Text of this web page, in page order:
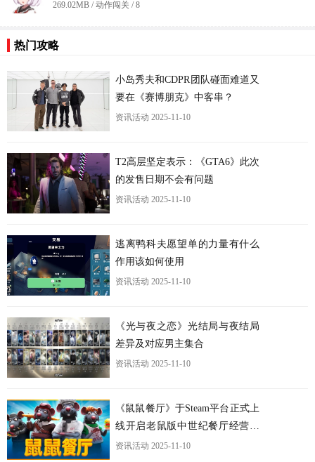
269.02MB / 动作闯关 /8
热门攻略
小岛秀夫和CDPR团队碰面难道又
要在《赛博朋克》中客串？
资讯活动 2025-11-10
T2高层坚定表示：《GTA6》此次
的发售日期不会有问题
资讯活动 2025-11-10
逃离鸭科夫愿望单的力量有什么
作用该如何使用
资讯活动 2025-11-10
《光与夜之恋》光结局与夜结局
差异及对应男主集合
资讯活动 2025-11-10
《鼠鼠餐厅》于Steam平台正式上
线开启老鼠版中世纪餐厅经营之
旅
资讯活动 2025-11-10